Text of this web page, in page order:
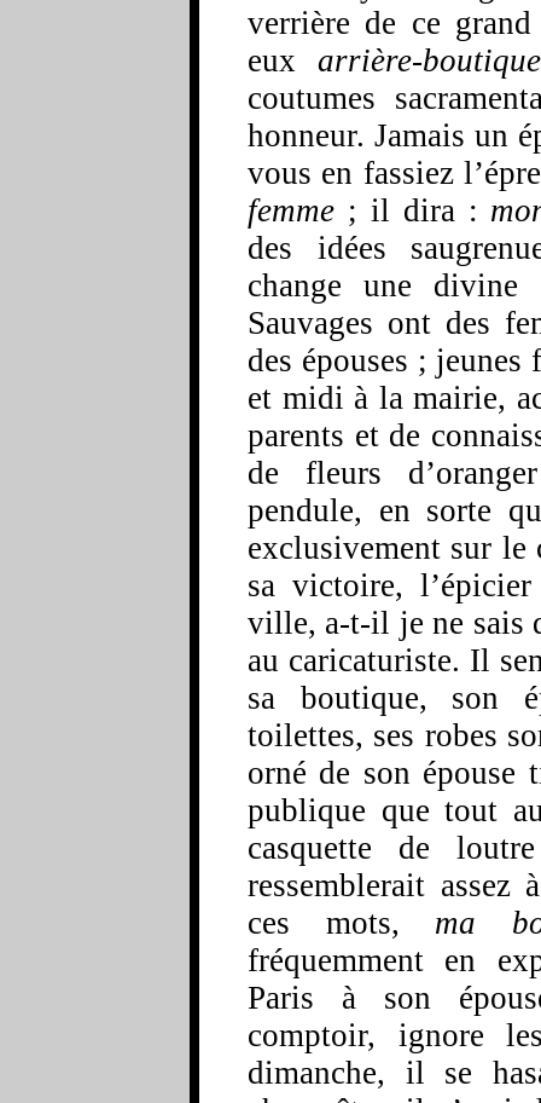
verrière de ce
eux arrière-boutique
coutumes
honneur. Jamais un
vous en fassiez
femme ; il dira :
des idées
change une divine
Sauvages ont des
des épouses ;
et midi à la mairie,
parents et de
de fleurs
pendule, en sorte
exclusivement sur
sa victoire,
ville, a-t-il je ne sais
au caricaturiste. Il
sa boutique, son
toilettes, ses robes
orné de son
publique que tout
casquette de
ressemblerait assez
ces mots, ma
fréquemment en
Paris à son
comptoir, ignore
dimanche, il se